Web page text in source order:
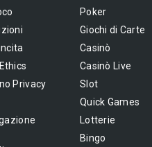
Privacy
Poker
Giochi di Carte
Casinò
Casinò Live
Slot
Quick Games
Lotterie
Bingo